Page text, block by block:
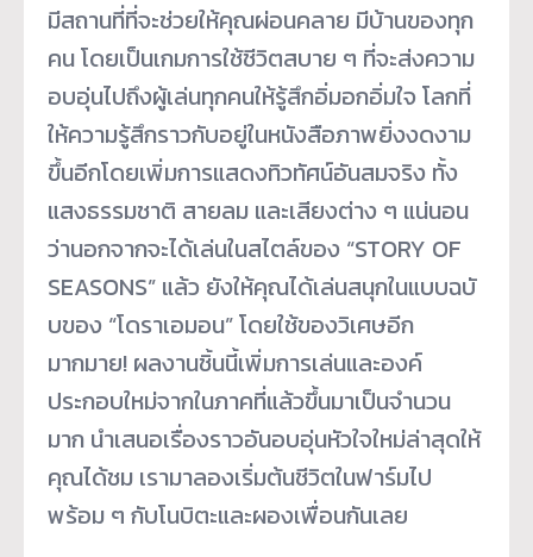
มีสถานที่ที่จะช่วยให้คุณผ่อนคลาย มีบ้านของทุก
คน โดยเป็นเกมการใช้ชีวิตสบาย ๆ ที่จะส่งความ
อบอุ่นไปถึงผู้เล่นทุกคนให้รู้สึกอิ่มอกอิ่มใจ โลกที่
ให้ความรู้สึกราวกับอยู่ในหนังสือภาพยิ่งงดงาม
ขึ้นอีกโดยเพิ่มการแสดงทิวทัศน์อันสมจริง ทั้ง
แสงธรรมชาติ สายลม และเสียงต่าง ๆ แน่นอน
ว่านอกจากจะได้เล่นในสไตล์ของ “STORY OF
SEASONS” แล้ว ยังให้คุณได้เล่นสนุกในแบบฉบั
บของ “โดราเอมอน” โดยใช้ของวิเศษอีก
มากมาย! ผลงานชิ้นนี้เพิ่มการเล่นและองค์
ประกอบใหม่จากในภาคที่แล้วขึ้นมาเป็นจำนวน
มาก นำเสนอเรื่องราวอันอบอุ่นหัวใจใหม่ล่าสุดให้
คุณได้ชม เรามาลองเริ่มต้นชีวิตในฟาร์มไป
พร้อม ๆ กับโนบิตะและผองเพื่อนกันเลย